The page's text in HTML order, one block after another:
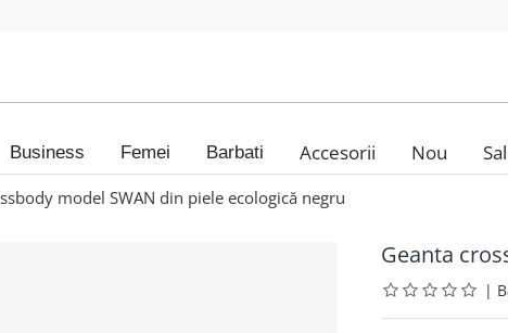
Business Femei Barbati Accesorii Nou
model SWAN din piele ecologică negru
Geanta
|